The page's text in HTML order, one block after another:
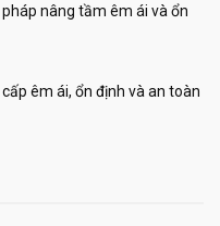
pháp nâng tầm êm ái và ổn
êm ái, ổn định và an toàn